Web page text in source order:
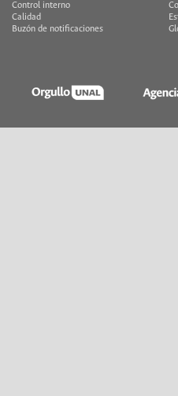
Control interno
Calidad
Buzón de notificaciones